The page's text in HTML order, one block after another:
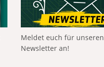
Meldet euch für unseren
Newsletter an!